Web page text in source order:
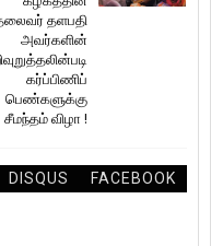
தளபதி
அவர்களின்
கர்ப்பிணிப்
பெண்களுக்கு
சீமந்தம் விழா !
DISQUS FACEBOOK